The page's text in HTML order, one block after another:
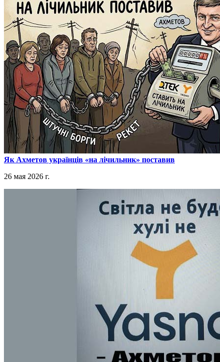
​Як Ахметов українців «на лічильник» поставив
26 мая 2026 г.